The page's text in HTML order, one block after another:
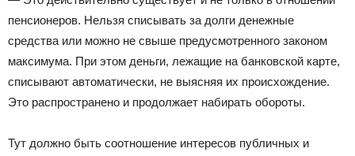
пенсионеров. Нельзя списывать за долги денежные
средства или можно не свыше предусмотренного законом
максимума. При этом деньги, лежащие на банковской карте,
списывают автоматически, не выясняя их происхождение.
Это распространено и продолжает набирать обороты.
Тут должно быть соотношение интересов публичных и